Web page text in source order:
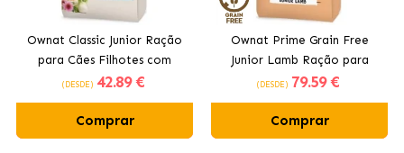
Ownat Classic Junior Ração
para Cães Filhotes com
Frango
(DESDE) 42.89 €
Comprar
Ownat Prime Grain Free
Junior Lamb Ração para
Filhotes com Cordeiro
(DESDE) 79.59 €
Comprar